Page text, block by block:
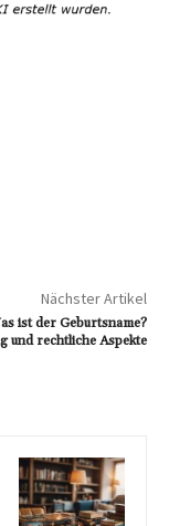
Nächster Artikel
ist der Geburtsname?
und rechtliche Aspekte